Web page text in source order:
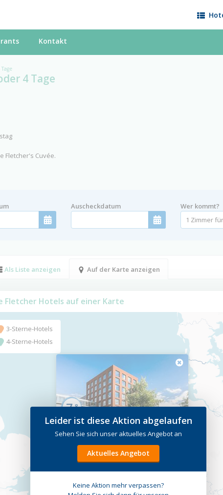
Kontakt
Leider ist diese Aktion abgelaufen
Sehen Sie sich unser aktuelles Angebot an
Aktuelles Angebot
Keine Aktion mehr verpassen?
4 Tage
Fletcher's Cuvée.
Auscheckdatum Wer kommt?
Als Liste anzeigen Auf der Karte anzeigen
Fletcher Hotels auf einer Karte
7,8
Wellness-Hotel Helmond ****
Helmond, Noord-Brabant
Wählen Sie ein anderes Datum
3-Sterne-Hotels
4-Sterne-Hotels